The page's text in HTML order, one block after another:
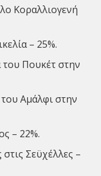
Κοραλλιογενή
– 25%.
του Πουκέτ στην
Αμάλφι στην
– 22%.
Σεϋχέλλες –